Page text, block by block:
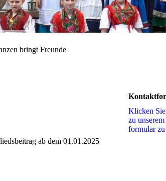
bringt Freunde
ab dem 01.01.2025
Klicken
zu
for­mu­lar